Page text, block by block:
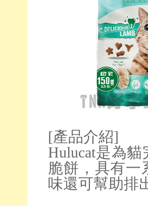
[產品介紹]
Hulucat是為
脆餅，具有一
味還可幫助排